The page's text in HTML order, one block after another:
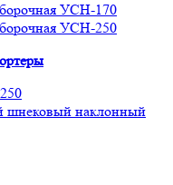
УСН-170
УСН-250
шнековый наклонный